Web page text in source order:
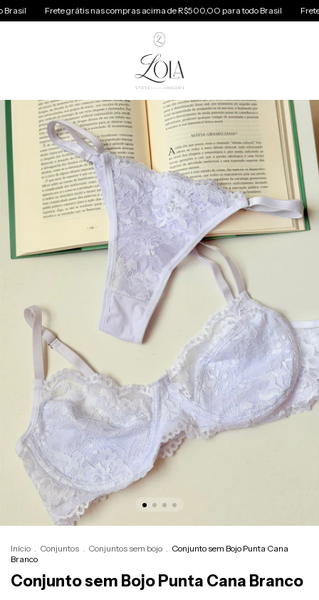
grátis nas compras acima de R$500,OO para todo Brasil Frete grátis nas
Início . Conjuntos . Conjuntos sem bojo . Conjunto sem Bojo Punta Cana
Branco
Conjunto sem Bojo Punta Cana Branco